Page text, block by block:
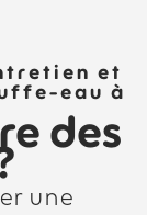
et
eau à
des
une